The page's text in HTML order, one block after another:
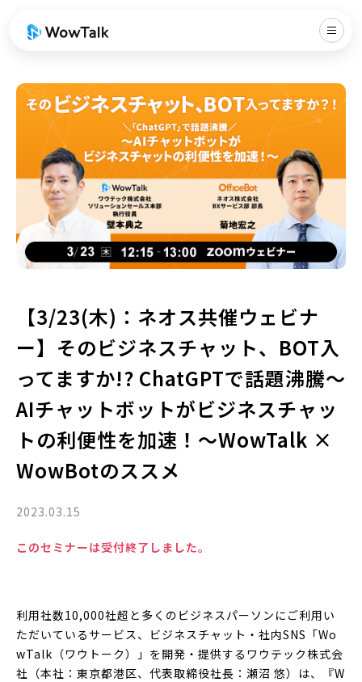
【3/23(木)：ネオス共催ウェビナ
ー】そのビジネスチャット、BOT入
ってますか!? ChatGPTで話題沸騰〜
AIチャットボットがビジネスチャッ
トの利便性を加速！〜WowTalk ×
WowBotのススメ
2023.03.15
このセミナーは受付終了しました。
利用社数10,000社超と多くのビジネスパーソンにご利用い
ただいているサービス、ビジネスチャット・社内SNS「Wo
wTalk（ワウトーク）」を開発・提供するワウテック株式会
社（本社：東京都港区、代表取締役社長：瀬沼 悠）は、『W